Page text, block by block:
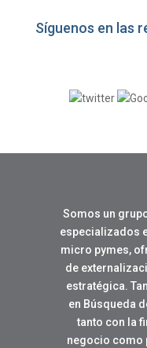
Síguenos en las
Somos un
especializados
micro pymes,
de
estratégica.
en Búsqueda
tanto con la
negocio como